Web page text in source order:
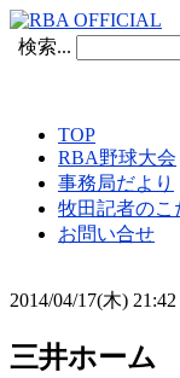
検索...
TOP
RBA野球大会
事務局だより
牧田記者のこ
お問い合せ
2014/04/17(木) 21:42
三井ホーム